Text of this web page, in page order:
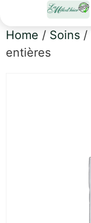
Home / Soins /
entières